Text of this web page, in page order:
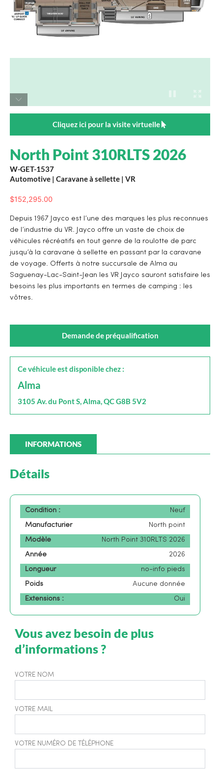
Cliquez ici pour la visite virtuelle
North Point 310RLTS 2026
W-GET-1537
Automotive | Caravane à sellette | VR
$152,295.00
Depuis 1967 Jayco est l’une des marques les plus reconnues
de l’industrie du VR. Jayco offre un vaste de choix de
véhicules récréatifs en tout genre de la roulotte de parc
jusqu’à la caravane à sellette en passant par la caravane
de voyage. Offerts à notre succursale de Alma au
Saguenay-Lac-Saint-Jean les VR Jayco sauront satisfaire les
besoins les plus importants en termes de camping : les
vôtres.
Demande de préqualification
Ce véhicule est disponible chez :
Alma
3105 Av. du Pont S, Alma, QC G8B 5V2
INFORMATIONS
Détails
Condition :
Neuf
Manufacturier
North point
Modèle
North Point 310RLTS 2026
Année
2026
Longueur
no-info pieds
Poids
Aucune donnée
Extensions :
Oui
Vous avez besoin de plus
d’informations ?
VOTRE NOM
VOTRE MAIL
VOTRE NUMÉRO DE TÉLÉPHONE